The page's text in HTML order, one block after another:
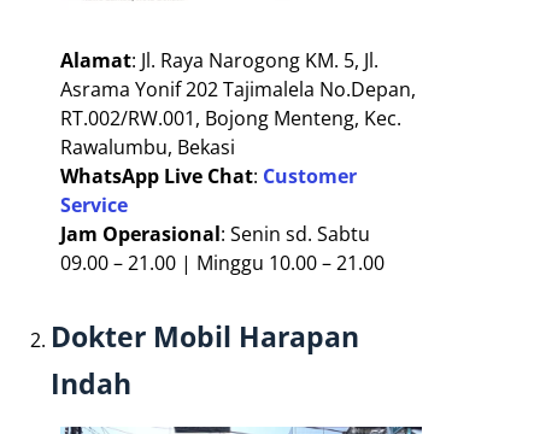
Alamat: Jl. Raya Narogong KM. 5, Jl.
Asrama Yonif 202 Tajimalela No.Depan,
RT.002/RW.001, Bojong Menteng, Kec.
Rawalumbu, Bekasi
WhatsApp Live Chat: Customer
Service
Jam Operasional: Senin sd. Sabtu
09.00 – 21.00 | Minggu 10.00 – 21.00
Dokter Mobil Harapan
Indah